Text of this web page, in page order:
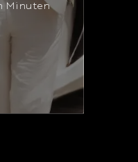
Minuten